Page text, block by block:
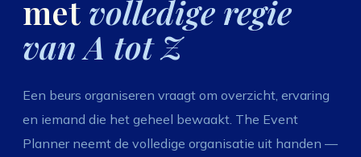
met volledige regie
van A tot Z
Een beurs organiseren vraagt om overzicht, ervaring
en iemand die het geheel bewaakt. The Event
Planner neemt de volledige organisatie uit handen —